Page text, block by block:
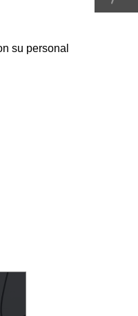
su personal